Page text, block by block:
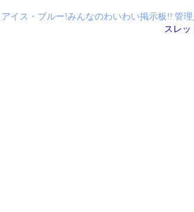
イス・ブルー!みんなのわいわい掲示板!! 管理
スレッ